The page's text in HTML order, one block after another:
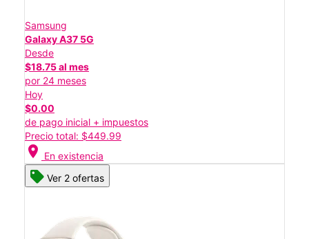
Samsung
Galaxy A37 5G
Desde
$18.75 al mes
por 24 meses
Hoy
$0.00
de pago inicial + impuestos
Precio total: $449.99
location_on En existencia
Ver 2 ofertas